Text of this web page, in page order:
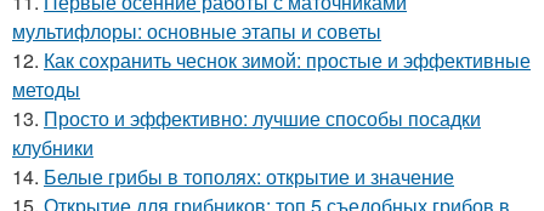
мультифлоры: основные этапы и советы
12. Как сохранить чеснок зимой: простые и эффективные
методы
13. Просто и эффективно: лучшие способы посадки
клубники
14. Белые грибы в тополях: открытие и значение